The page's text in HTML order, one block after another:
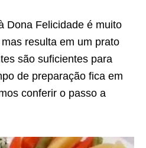
Dona Felicidade é muito
resulta em um prato
são suficientes para
de preparação fica em
conferir o passo a